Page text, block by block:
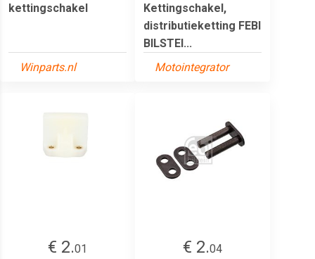
kettingschakel
Winparts.nl
Kettingschakel,
distributieketting FEBI
BILSTEI...
Motointegrator
€ 2.01
€ 2.04